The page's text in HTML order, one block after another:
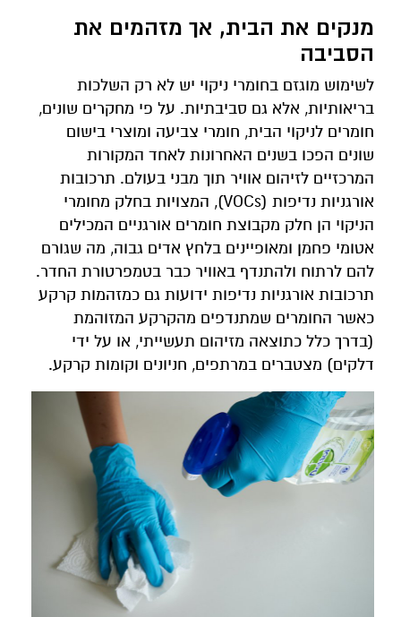
מנקים את הבית, אך מזהמים את
הסביבה
לשימוש מוגזם בחומרי ניקוי יש לא רק השלכות
בריאותיות, אלא גם סביבתיות. על פי מחקרים שונים,
חומרים לניקוי הבית, חומרי צביעה ומוצרי בישום
שונים הפכו בשנים האחרונות לאחד המקורות
המרכזיים לזיהום אוויר תוך מבני בעולם. תרכובות
אורגניות נדיפות (VOCs), המצויות בחלק מחומרי
הניקוי הן חלק מקבוצת חומרים אורגניים המכילים
אטומי פחמן ומאופיינים בלחץ אדים גבוה, מה שגורם
להם לרתוח ולהתנדף באוויר כבר בטמפרטורת החדר.
תרכובות אורגניות נדיפות ידועות גם כמזהמות קרקע
כאשר החומרים שמתנדפים מהקרקע המזוהמת
(בדרך כלל כתוצאה מזיהום תעשייתי, או על ידי
דלקים) מצטברים במרתפים, חניונים וקומות קרקע.